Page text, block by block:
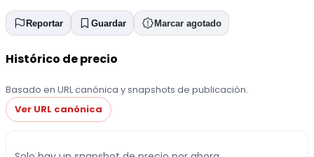
Reportar Guardar Marcar agotado
Histórico de precio
Basado en URL canónica y snapshots de publicación.
Ver URL canónica